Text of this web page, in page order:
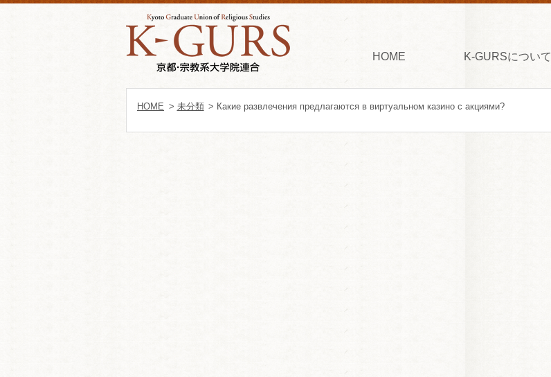
HOME K-GURSについて
HOME > 未分類 > Какие развлечения предлагаются в виртуальном казино с акциями?